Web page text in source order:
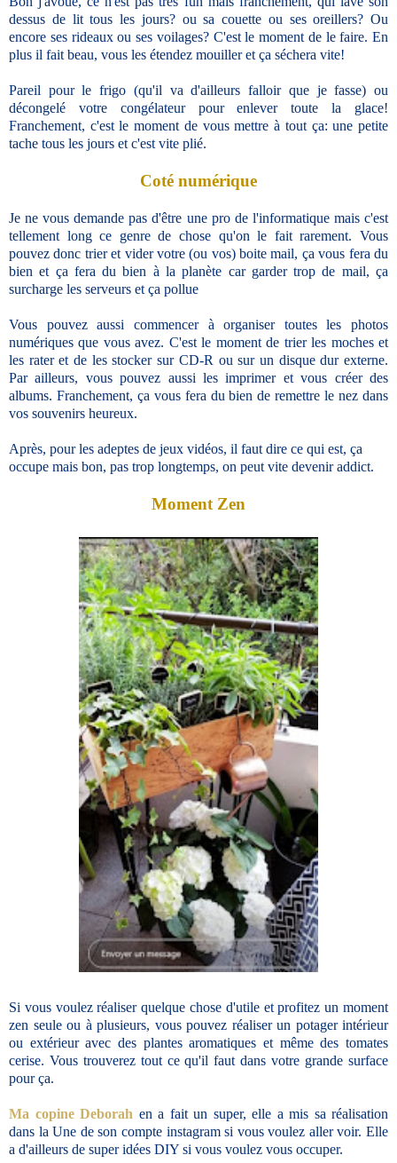
dessus de lit tous les jours? ou sa couette ou ses oreillers? Ou
encore ses rideaux ou ses voilages? C'est le moment de le faire. En
plus il fait beau, vous les étendez mouiller et ça séchera vite!
Pareil pour le frigo (qu'il va d'ailleurs falloir que je fasse) ou
décongelé votre congélateur pour enlever toute la glace!
Franchement, c'est le moment de vous mettre à tout ça: une petite
tache tous les jours et c'est vite plié.
Coté numérique
Je ne vous demande pas d'être une pro de l'informatique mais c'est
tellement long ce genre de chose qu'on le fait rarement. Vous
pouvez donc trier et vider votre (ou vos) boite mail, ça vous fera du
bien et ça fera du bien à la planète car garder trop de mail, ça
surcharge les serveurs et ça pollue
Vous pouvez aussi commencer à organiser toutes les photos
numériques que vous avez. C'est le moment de trier les moches et
les rater et de les stocker sur CD-R ou sur un disque dur externe.
Par ailleurs, vous pouvez aussi les imprimer et vous créer des
albums. Franchement, ça vous fera du bien de remettre le nez dans
vos souvenirs heureux.
Après, pour les adeptes de jeux vidéos, il faut dire ce qui est, ça
occupe mais bon, pas trop longtemps, on peut vite devenir addict.
Moment Zen
Si vous voulez réaliser quelque chose d'utile et profitez un moment
zen seule ou à plusieurs, vous pouvez réaliser un potager intérieur
ou extérieur avec des plantes aromatiques et même des tomates
cerise. Vous trouverez tout ce qu'il faut dans votre grande surface
pour ça.
Ma copine Deborah en a fait un super, elle a mis sa réalisation
dans la Une de son compte instagram si vous voulez aller voir. Elle
a d'ailleurs de super idées DIY si vous voulez vous occuper.